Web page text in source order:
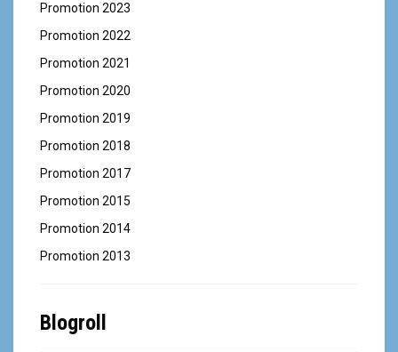
Promotion 2023
Promotion 2022
Promotion 2021
Promotion 2020
Promotion 2019
Promotion 2018
Promotion 2017
Promotion 2015
Promotion 2014
Promotion 2013
Blogroll